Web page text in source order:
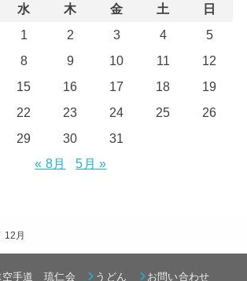
水 木 金 土
日
1
2 3 4
5
8 9 10 11
12
15 16 17 18
19
22 23 24 25
26
29 30
31
« 8月
5月 »
12月
空手道 琉仁会 うどん お問い合わせ